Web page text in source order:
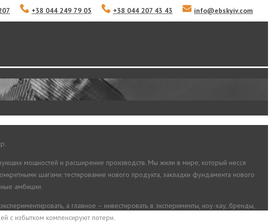
+38 044 249 79 05 +38 044 207 43 43 info@ebskyiv.com
мощностей и расширение производств. Мы жили в мире, который несся
шагами: тестирование нового продукта, закладки фундамента нового
амбиции.
а главное – инвестировать в эксперименты, ноу-хау, бренды,
с избытком компенсируют потери.